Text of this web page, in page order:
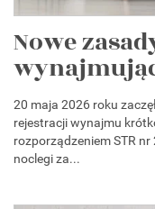
Nowe
20 maja 2026 roku
rejestracji wynajmu
rozporządzeniem STR
noclegi za...